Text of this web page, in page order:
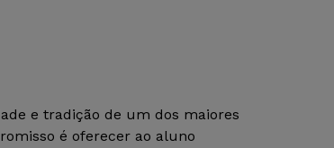
e tradição de um dos maiores
é oferecer ao aluno